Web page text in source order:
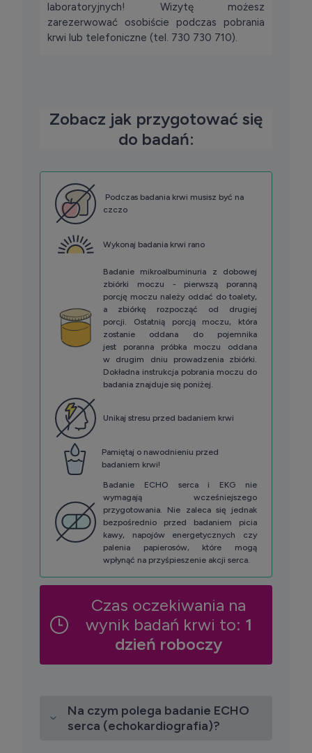
laboratoryjnych! Wizytę możesz
zarezerwować osobiście podczas pobrania
krwi lub telefoniczne (tel. 730 730 710).
Zobacz jak przygotować się
do badań:
Podczas badania krwi musisz być na
czczo
Wykonaj badania krwi rano
Badanie mikroalbuminuria z dobowej
zbiórki moczu - pierwszą poranną
porcję moczu należy oddać do toalety,
a zbiórkę rozpocząć od drugiej
porcji. Ostatnią porcją moczu, która
zostanie oddana do pojemnika
jest poranna próbka moczu oddana
w drugim dniu prowadzenia zbiórki.
Dokładna instrukcja pobrania moczu do
badania znajduje się poniżej.
Unikaj stresu przed badaniem krwi
Pamiętaj o nawodnieniu przed
badaniem krwi!
Badanie ECHO serca i EKG nie
wymagają wcześniejszego
przygotowania. Nie zaleca się jednak
bezpośrednio przed badaniem picia
kawy, napojów energetycznych czy
palenia papierosów, które mogą
wpłynąć na przyśpieszenie akcji serca.
Czas oczekiwania na
wynik badań krwi to: 1
dzień roboczy
Na czym polega badanie ECHO
serca (echokardiografia)?